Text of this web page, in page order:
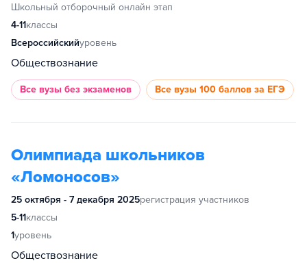
Школьный отборочный онлайн этап
4-11классы
Всероссийскийуровень
Обществознание
Все вузы без экзаменов Все вузы 100 баллов за ЕГЭ
Олимпиада школьников
«Ломоносов»
25 октября - 7 декабря 2025регистрация участников
5-11классы
1уровень
Обществознание